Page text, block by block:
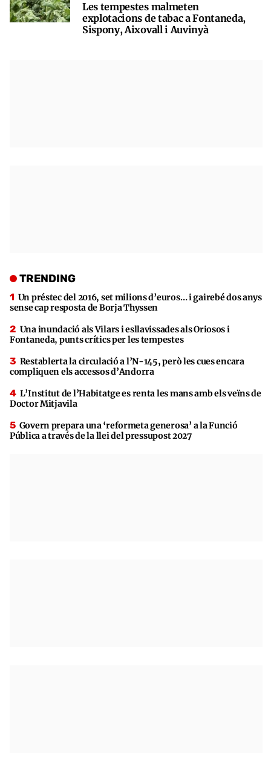
Les tempestes malmeten
explotacions de tabac a Fontaneda,
Sispony, Aixovall i Auvinyà
TRENDING
Un préstec del 2016, set milions d’euros… i gairebé dos anys
sense cap resposta de Borja Thyssen
Una inundació als Vilars i esllavissades als Oriosos i
Fontaneda, punts crítics per les tempestes
Restablerta la circulació a l’N-145, però les cues encara
compliquen els accessos d’Andorra
L’Institut de l’Habitatge es renta les mans amb els veïns de
Doctor Mitjavila
Govern prepara una ‘reformeta generosa’ a la Funció
Pública a través de la llei del pressupost 2027